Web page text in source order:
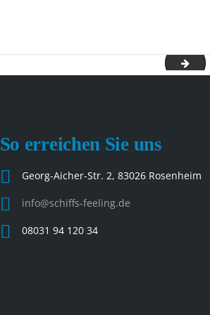
So erreichen Sie uns
Georg-Aicher-Str. 2, 83026 Rosenheim
info@schiffs-feeling.de
08031 94 120 34